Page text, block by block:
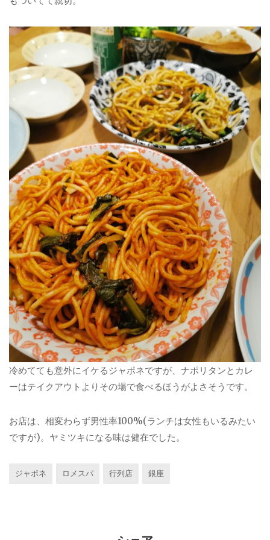
冷めてても意外にイケるジャポネですが、ナポリタンとカレ
ーはテイクアウトよりその場で食べるほうがよさそうです。
お店は、相変わらず男性率100%(ランチは女性もいるみたい
ですが)。ヤミツキになる味は健在でした。
ジャポネ ロメスパ 行列店 銀座